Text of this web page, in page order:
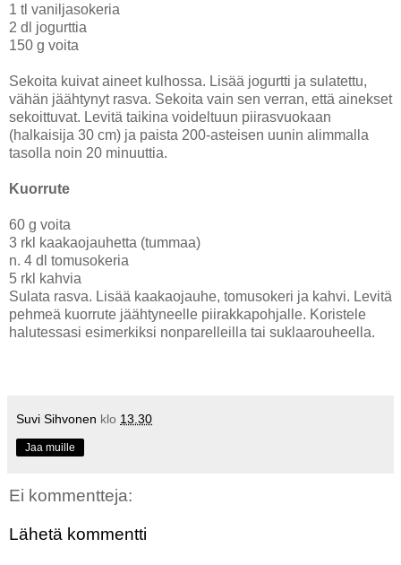
1 tl vaniljasokeria
2 dl jogurttia
150 g voita
Sekoita kuivat aineet kulhossa. Lisää jogurtti ja sulatettu,
vähän jäähtynyt rasva. Sekoita vain sen verran, että ainekset
sekoittuvat. Levitä taikina voideltuun piirasvuokaan
(halkaisija 30 cm) ja paista 200-asteisen uunin alimmalla
tasolla noin 20 minuuttia.
Kuorrute
60 g voita
3 rkl kaakaojauhetta (tummaa)
n. 4 dl tomusokeria
5 rkl kahvia
Sulata rasva. Lisää kaakaojauhe, tomusokeri ja kahvi. Levitä
pehmeä kuorrute jäähtyneelle piirakkapohjalle. Koristele
halutessasi esimerkiksi nonparelleilla tai suklaarouheella.
Suvi Sihvonen klo 13.30
Jaa muille
Ei kommentteja:
Lähetä kommentti